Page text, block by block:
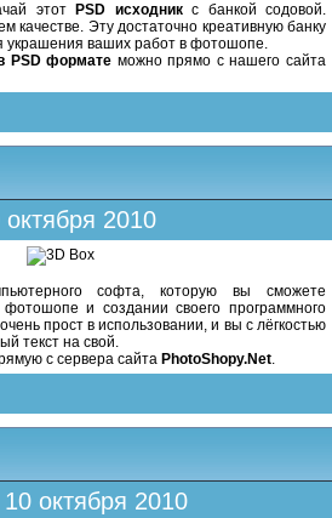
этот PSD исходникс банкой содовой.
качестве. Эту достаточно креативную банку
украшения ваших работ в фотошопе.
PSD формате можно прямо с нашего сайта
октября 2010
софта, которую вы сможете
и создании своего программного
очень прост в использовании, и вы с лёгкостью
текст на свой.
с сервера сайта PhotoShopy.Net.
10 октября 2010